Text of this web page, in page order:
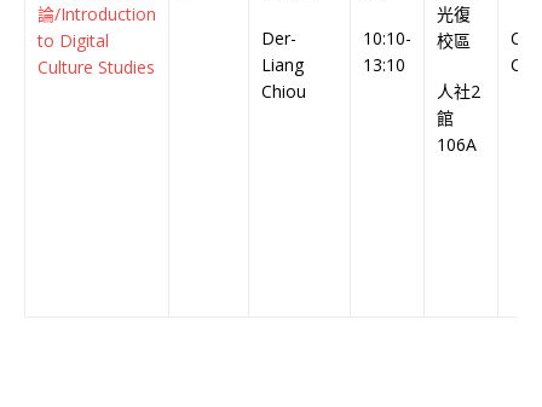
論/Introduction
to Digital
Culture Studies
Der-
Liang
Chiou
10:10-
13:10
光復
校區
人社2
館
106A